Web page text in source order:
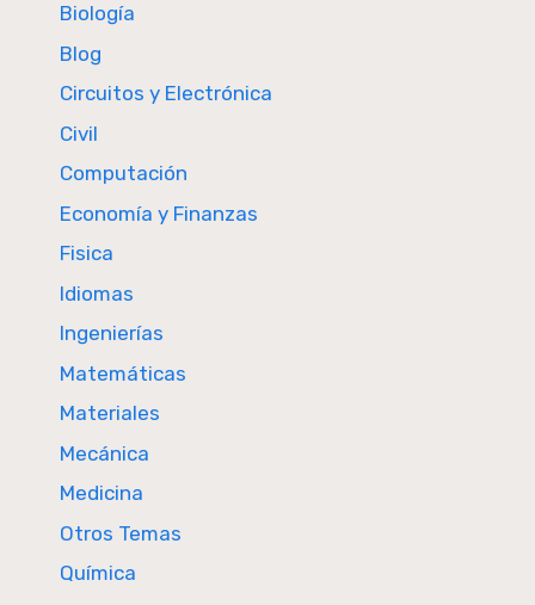
Biología
Blog
Circuitos y Electrónica
Civil
Computación
Economía y Finanzas
Fisica
Idiomas
Ingenierías
Matemáticas
Materiales
Mecánica
Medicina
Otros Temas
Química